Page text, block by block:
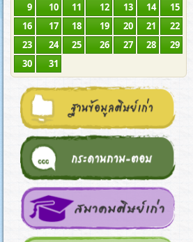
9
10 11 12 13 14
15
16
17 18 19 20 21
22
23
24 25 26 27 28
29
30
31